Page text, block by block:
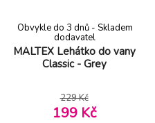
MALTEX Lehátko do vany
Classic - Grey
Obvykle do 3 dnů - Skladem
dodavatel
229 Kč
199 Kč